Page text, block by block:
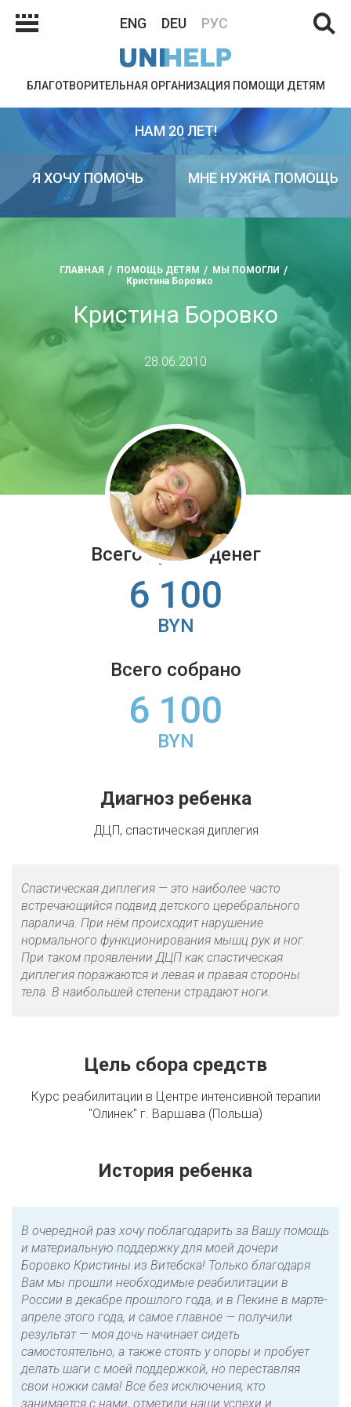
ENG DEU РУС
БЛАГОТВОРИТЕЛЬНАЯ ОРГАНИЗАЦИЯ ПОМОЩИ ДЕТЯМ
НАМ 20 ЛЕТ!
Я ХОЧУ ПОМОЧЬ МНЕ НУЖНА ПОМОЩЬ
ГЛАВНАЯ ПОМОЩЬ ДЕТЯМ
МЫ ПОМОГЛИ
Кристина Боровко
Кристина Боровко
28.06.2010
Всего нужно денег
6 100
BYN
Всего собрано
6 100
BYN
Диагноз ребенка
ДЦП, спастическая диплегия
Спастическая диплегия — это наиболее часто
встречающийся подвид детского церебрального
паралича. При нём происходит нарушение
нормального функционирования мышц рук и ног.
При таком проявлении ДЦП как спастическая
диплегия поражаются и левая и правая стороны
тела. В наибольшей степени страдают ноги.
Цель сбора средств
Курс реабилитации в Центре интенсивной терапии
"Олинек" г. Варшава (Польша)
История ребенка
В очередной раз хочу поблагодарить за Вашу помощь
и материальную поддержку для моей дочери
Боровко Кристины из Витебска! Только благодаря
Вам мы прошли необходимые реабилитации в
России в декабре прошлого года, и в Пекине в марте-
апреле этого года, и самое главное — получили
результат — моя дочь начинает сидеть
самостоятельно, а также стоять у опоры и пробует
делать шаги с моей поддержкой, но переставляя
свои ножки сама! Все без исключения, кто
занимается с нами, отметили наши успехи и